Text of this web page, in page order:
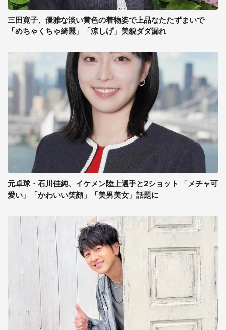
三田寛子、優雅な淡い黄色の着物姿で上品なたたずまいで
「めちゃくちゃ綺麗」「涼しげ」美貌ダダ漏れ
元卓球・石川佳純、イケメン陸上選手と2ショット 「メチャ可
愛い」「かわいい笑顔」「美男美女」話題に